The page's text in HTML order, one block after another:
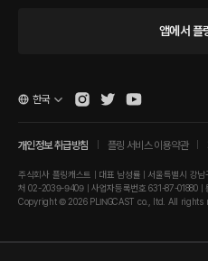
앱에서 플
개인정보 취급방침 플링 서비스 이용약관
주식회사 플링캐스트 | 대표 남성률 | 서울특별시 강
처 02-2039-9409 | 사업자등록번호 631-87-01880 |
Copyright © 2026 PLINGCAST co., ltd. All rights
한국